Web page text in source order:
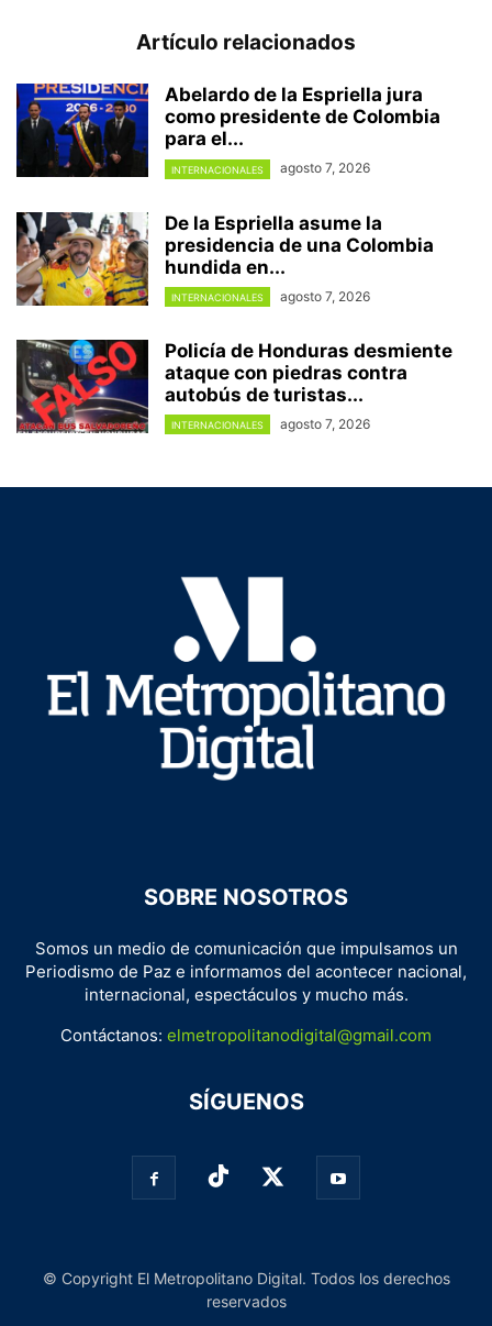
Artículo relacionados
Abelardo de la Espriella jura
como presidente de Colombia
para el...
INTERNACIONALES agosto 7, 2026
De la Espriella asume la
presidencia de una Colombia
hundida en...
INTERNACIONALES agosto 7, 2026
Policía de Honduras desmiente
ataque con piedras contra
autobús de turistas...
INTERNACIONALES agosto 7, 2026
SOBRE NOSOTROS
Somos un medio de comunicación que impulsamos un
Periodismo de Paz e informamos del acontecer nacional,
internacional, espectáculos y mucho más.
Contáctanos: elmetropolitanodigital@gmail.com
SÍGUENOS
© Copyright El Metropolitano Digital. Todos los derechos
reservados